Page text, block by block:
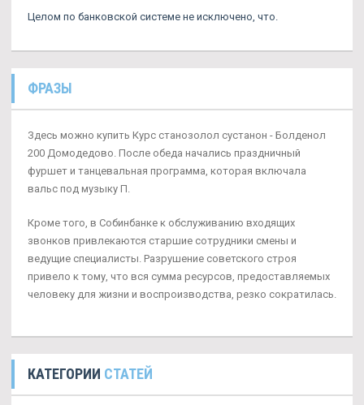
Целом по банковской системе не исключено, что.
ФРАЗЫ
Здесь можно купить Курс станозолол сустанон - Болденол
200 Домодедово. После обеда начались праздничный
фуршет и танцевальная программа, которая включала
вальс под музыку П.
Кроме того, в Собинбанке к обслуживанию входящих
звонков привлекаются старшие сотрудники смены и
ведущие специалисты. Разрушение советского строя
привело к тому, что вся сумма ресурсов, предоставляемых
человеку для жизни и воспроизводства, резко сократилась.
КАТЕГОРИИ СТАТЕЙ